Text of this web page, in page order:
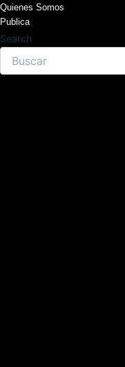
Skip
to
content
Quienes Somos
Publica
Search